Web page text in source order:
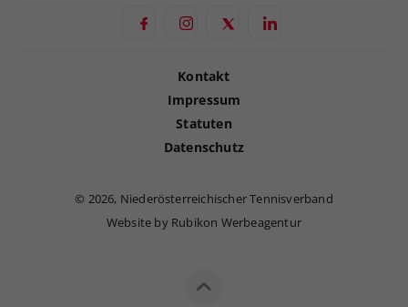
Kontakt
Impressum
Statuten
Datenschutz
© 2026, Niederösterreichischer Tennisverband
Website by Rubikon Werbeagentur